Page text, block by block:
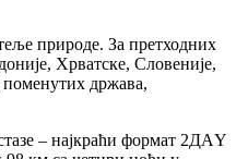
природе. За претходних
Хрватске, Словеније,
држава,
– најкраћи формат 2ДАY